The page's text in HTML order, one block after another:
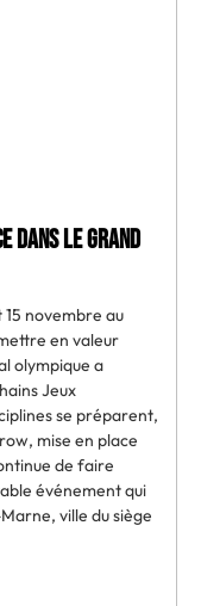
dans le grand
15 novembre au
en valeur
olympique a
Jeux
se préparent,
mise en place
de faire
événement qui
ville du siège